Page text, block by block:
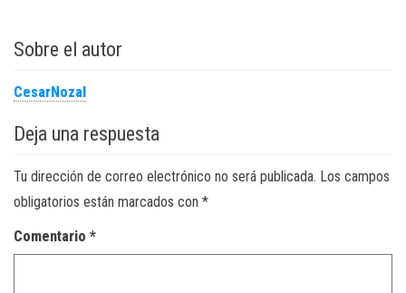
Sobre el autor
CesarNozal
Deja una respuesta
Tu dirección de correo electrónico no será publicada. Los campos
obligatorios están marcados con *
Comentario *